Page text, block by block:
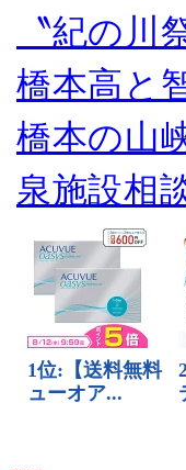
〝紀の
橋本高と
橋本の山
泉施設相